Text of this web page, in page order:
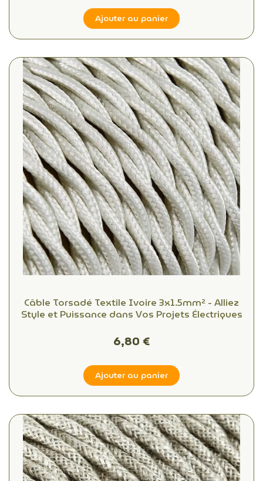
Ajouter au panier
Câble Torsadé Textile Ivoire 3x1.5mm² - Alliez
Style et Puissance dans Vos Projets Électriques
6,80 €
Ajouter au panier